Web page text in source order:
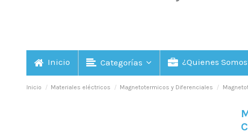
Inicio Categorías ¿Quienes
Inicio Materiales eléctricos Magnetotermicos y Diferenciales
C